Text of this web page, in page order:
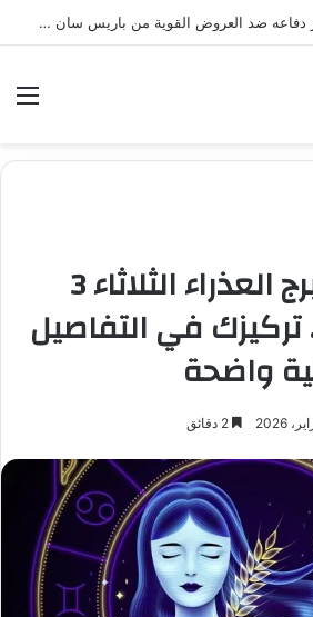
برشلونة يسعى لتعزيز دفاعه ضد العروض القوية من باريس سان جيرمان لنجم الأرجنتين
حظك اليوم برج العذراء الثلاثاء 3
2026.. تركيزك في التفاصيل
واضحة